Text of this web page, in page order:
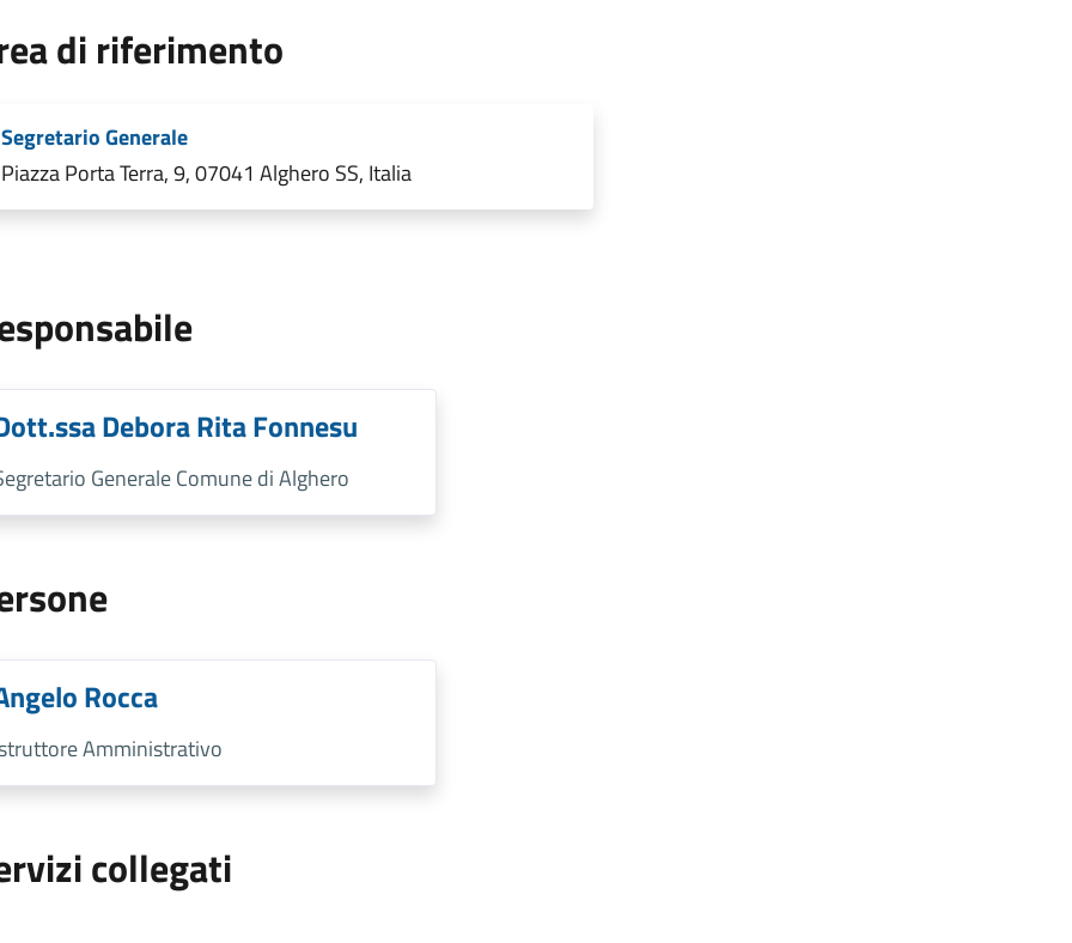
di riferimento
Segretario Generale
Piazza Porta Terra, 9, 07041 Alghero SS, Italia
Debora Rita Fonnesu
Generale Comune di Alghero
Rocca
Amministrativo
collegati